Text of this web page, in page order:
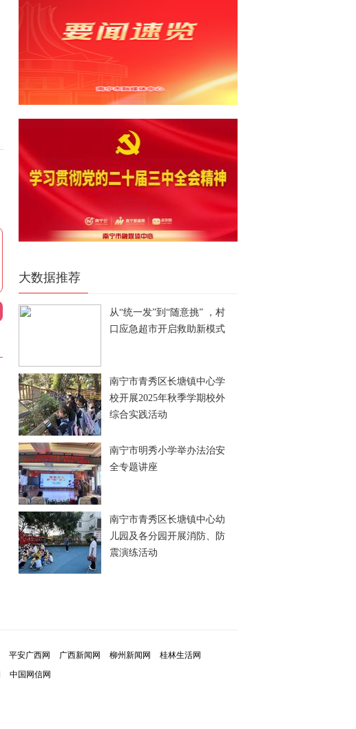
大数据推荐
从“统一发”到“随意挑” ，村
口应急超市开启救助新模式
南宁市青秀区长塘镇中心学
校开展2025年秋季学期校外
综合实践活动
南宁市明秀小学举办法治安
全专题讲座
南宁市青秀区长塘镇中心幼
儿园及各分园开展消防、防
震演练活动
平安广西网 广西新闻网 柳州新闻网
桂林生活网
中国网信网